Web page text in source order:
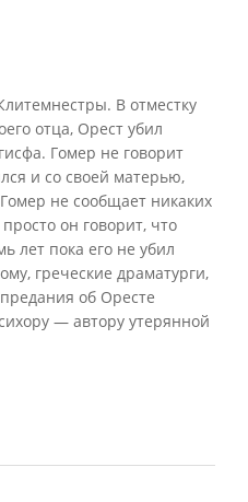
В отместку
отца, Орест убил
Гомер не говорит
и со своей матерью,
не сообщает никаких
он говорит, что
лет пока его не убил
греческие драматурги,
об Оресте
— автору утерянной